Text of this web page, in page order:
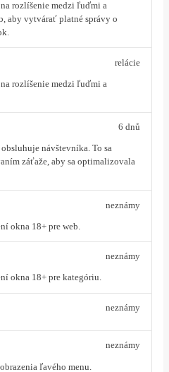
rozlíšenie medzi ľuďmi a
aby vytvárať platné správy o
rozlíšenie medzi ľuďmi a
relácie
návštevníka. To sa
záťaže, aby sa optimalizovala
6 dnů
okna 18+ pre web.
neznámy
okna 18+ pre kategóriu.
neznámy
neznámy
ľavého menu.
neznámy